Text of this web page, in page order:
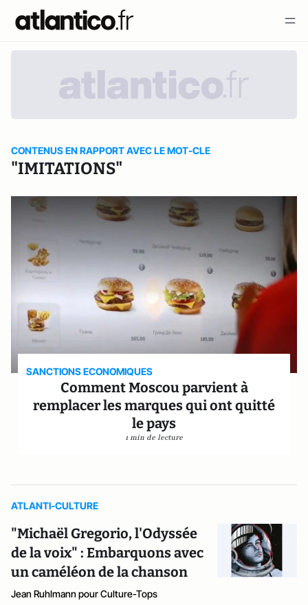
CONTENUS EN RAPPORT AVEC LE MOT-CLE
"IMITATIONS"
SANCTIONS ECONOMIQUES
Comment Moscou parvient à
remplacer les marques qui ont quitté
le pays
1 min de lecture
ATLANTI-CULTURE
"Michaël Gregorio, l'Odyssée
de la voix" : Embarquons avec
un caméléon de la chanson
Jean Ruhlmann pour Culture-Tops